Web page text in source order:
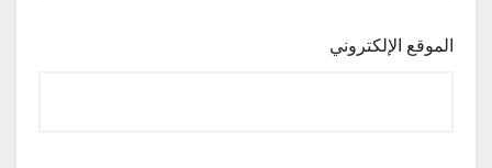
الموقع الإلكتروني